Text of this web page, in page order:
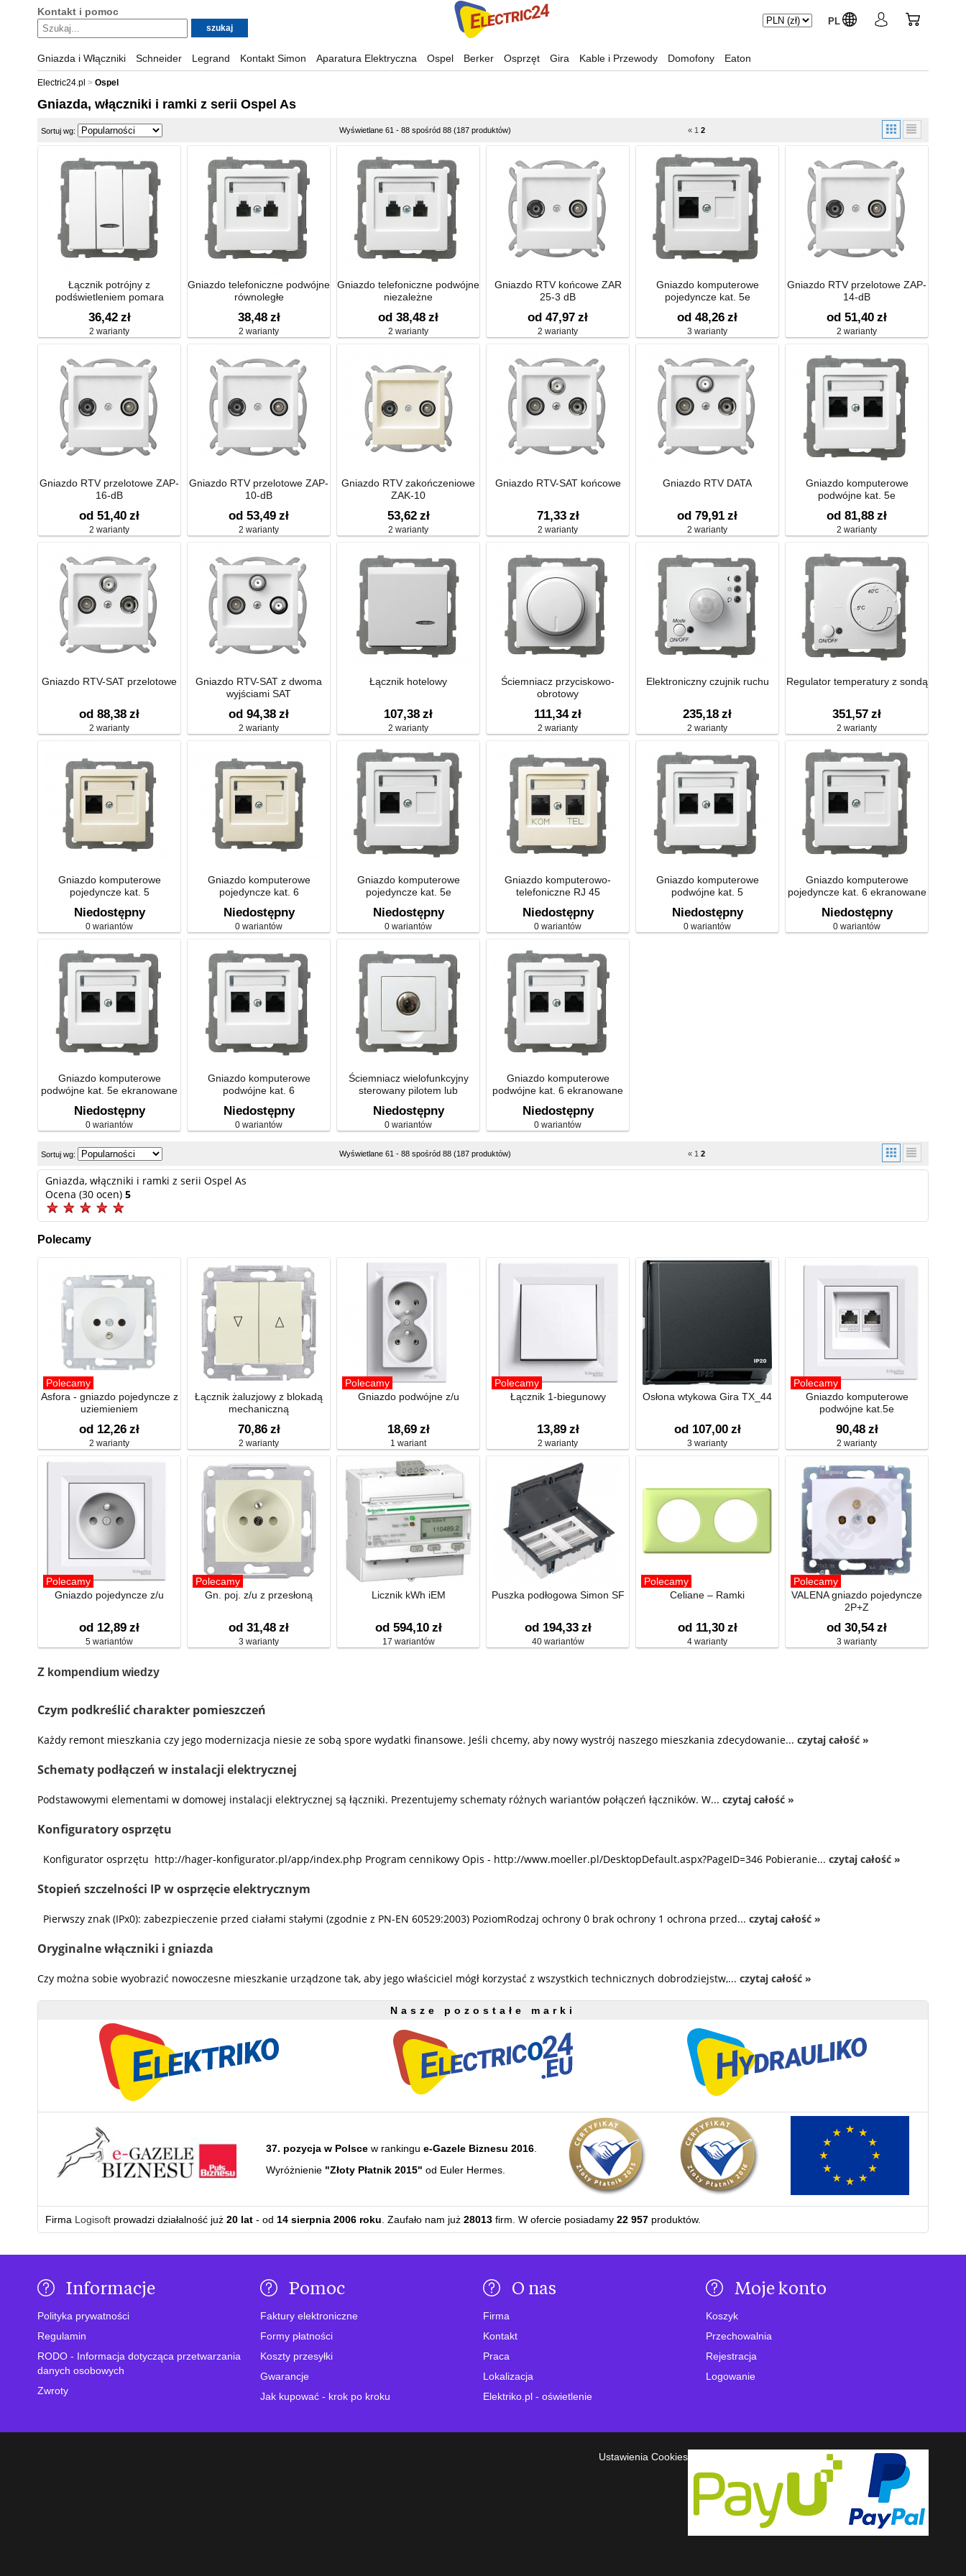
Kontakt i pomoc
PL
Gniazda i Włączniki Schneider Legrand Kontakt Simon Aparatura Elektryczna Ospel Berker Osprzęt Gira Kable i Przewody Domofony Eaton
Electric24.pl Ospel
Gniazda, włączniki i ramki z serii Ospel As
Sortuj wg: Wyświetlane 61 - 88 spośród 88 (187 produktów) « 1 2
Łącznik potrójny z
podświetleniem pomara
36,42 zł
2 warianty
Gniazdo telefoniczne podwójne
równoległe
38,48 zł
2 warianty
Gniazdo telefoniczne podwójne
niezależne
od 38,48 zł
2 warianty
Gniazdo RTV końcowe ZAR
25-3 dB
od 47,97 zł
2 warianty
Gniazdo komputerowe
pojedyncze kat. 5e
od 48,26 zł
3 warianty
Gniazdo RTV przelotowe ZAP-
14-dB
od 51,40 zł
2 warianty
Gniazdo RTV przelotowe ZAP-
16-dB
od 51,40 zł
2 warianty
Gniazdo RTV przelotowe ZAP-
10-dB
od 53,49 zł
2 warianty
Gniazdo RTV zakończeniowe
ZAK-10
53,62 zł
2 warianty
Gniazdo RTV-SAT końcowe
71,33 zł
2 warianty
Gniazdo RTV DATA
od 79,91 zł
2 warianty
Gniazdo komputerowe
podwójne kat. 5e
od 81,88 zł
2 warianty
Gniazdo RTV-SAT przelotowe
od 88,38 zł
2 warianty
Gniazdo RTV-SAT z dwoma
wyjściami SAT
od 94,38 zł
2 warianty
Łącznik hotelowy
107,38 zł
2 warianty
Ściemniacz przyciskowo-
obrotowy
111,34 zł
2 warianty
Elektroniczny czujnik ruchu
235,18 zł
2 warianty
Regulator temperatury z sondą
351,57 zł
2 warianty
Gniazdo komputerowe
pojedyncze kat. 5
Niedostępny
0 wariantów
Gniazdo komputerowe
pojedyncze kat. 6
Niedostępny
0 wariantów
Gniazdo komputerowe
pojedyncze kat. 5e
Niedostępny
0 wariantów
Gniazdo komputerowo-
telefoniczne RJ 45
Niedostępny
0 wariantów
Gniazdo komputerowe
podwójne kat. 5
Niedostępny
0 wariantów
Gniazdo komputerowe
pojedyncze kat. 6 ekranowane
Niedostępny
0 wariantów
Gniazdo komputerowe
podwójne kat. 5e ekranowane
Niedostępny
0 wariantów
Gniazdo komputerowe
podwójne kat. 6
Niedostępny
0 wariantów
Ściemniacz wielofunkcyjny
sterowany pilotem lub
Niedostępny
0 wariantów
Gniazdo komputerowe
podwójne kat. 6 ekranowane
Niedostępny
0 wariantów
Sortuj wg: Wyświetlane 61 - 88 spośród 88 (187 produktów) « 1 2
Gniazda, włączniki i ramki z serii Ospel As
Ocena (30 ocen) 5
Polecamy
Polecamy
Asfora - gniazdo pojedyncze z
uziemieniem
od 12,26 zł
2 warianty
Łącznik żaluzjowy z blokadą
mechaniczną
70,86 zł
2 warianty
Polecamy
Gniazdo podwójne z/u
18,69 zł
1 wariant
Polecamy
Łącznik 1-biegunowy
13,89 zł
2 warianty
Osłona wtykowa Gira TX_44
od 107,00 zł
3 warianty
Polecamy
Gniazdo komputerowe
podwójne kat.5e
90,48 zł
2 warianty
Polecamy
Gniazdo pojedyncze z/u
od 12,89 zł
5 wariantów
Polecamy
Gn. poj. z/u z przesłoną
od 31,48 zł
3 warianty
Licznik kWh iEM
od 594,10 zł
17 wariantów
Puszka podłogowa Simon SF
od 194,33 zł
40 wariantów
Polecamy
Celiane – Ramki
od 11,30 zł
4 warianty
Polecamy
VALENA gniazdo pojedyncze
2P+Z
od 30,54 zł
3 warianty
Z kompendium wiedzy
Czym podkreślić charakter pomieszczeń
Każdy remont mieszkania czy jego modernizacja niesie ze sobą spore wydatki finansowe. Jeśli chcemy, aby nowy wystrój naszego mieszkania zdecydowanie... czytaj całość »
Schematy podłączeń w instalacji elektrycznej
Podstawowymi elementami w domowej instalacji elektrycznej są łączniki. Prezentujemy schematy różnych wariantów połączeń łączników. W... czytaj całość »
Konfiguratory osprzętu
Konfigurator osprzętu http://hager-konfigurator.pl/app/index.php Program cennikowy Opis - http://www.moeller.pl/DesktopDefault.aspx?PageID=346 Pobieranie... czytaj całość »
Stopień szczelności IP w osprzęcie elektrycznym
Pierwszy znak (IPx0): zabezpieczenie przed ciałami stałymi (zgodnie z PN-EN 60529:2003) PoziomRodzaj ochrony 0 brak ochrony 1 ochrona przed... czytaj całość »
Oryginalne włączniki i gniazda
Czy można sobie wyobrazić nowoczesne mieszkanie urządzone tak, aby jego właściciel mógł korzystać z wszystkich technicznych dobrodziejstw,... czytaj całość »
Nasze pozostałe marki
37. pozycja w Polscew rankingu e-Gazele Biznesu 2016.
Wyróżnienie "Złoty Płatnik 2015" od Euler Hermes.
Firma Logisoft prowadzi działalność już 20 lat - od 14 sierpnia 2006 roku . Zaufało nam już 28013 firm. W ofercie posiadamy 22 957 produktów.
Informacje
Polityka prywatności
Regulamin
RODO - Informacja dotycząca przetwarzania
danych osobowych
Zwroty
Pomoc
Faktury elektroniczne
Formy płatności
Koszty przesyłki
Gwarancje
Jak kupować - krok po kroku
O nas
Firma
Kontakt
Praca
Lokalizacja
Elektriko.pl - oświetlenie
Moje konto
Koszyk
Przechowalnia
Rejestracja
Logowanie
Ustawienia Cookies